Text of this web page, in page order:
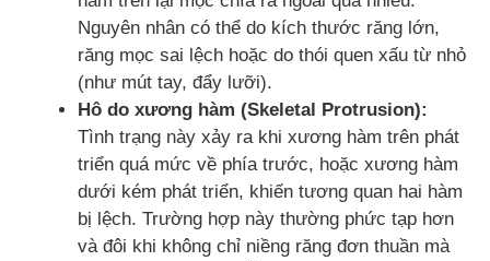
Nguyên nhân có thể do kích thước răng lớn,
răng mọc sai lệch hoặc do thói quen xấu từ nhỏ
(như mút tay, đẩy lưỡi).
Hô do xương hàm (Skeletal Protrusion):
Tình trạng này xảy ra khi xương hàm trên phát
triển quá mức về phía trước, hoặc xương hàm
dưới kém phát triển, khiến tương quan hai hàm
bị lệch. Trường hợp này thường phức tạp hơn
và đôi khi không chỉ niềng răng đơn thuần mà